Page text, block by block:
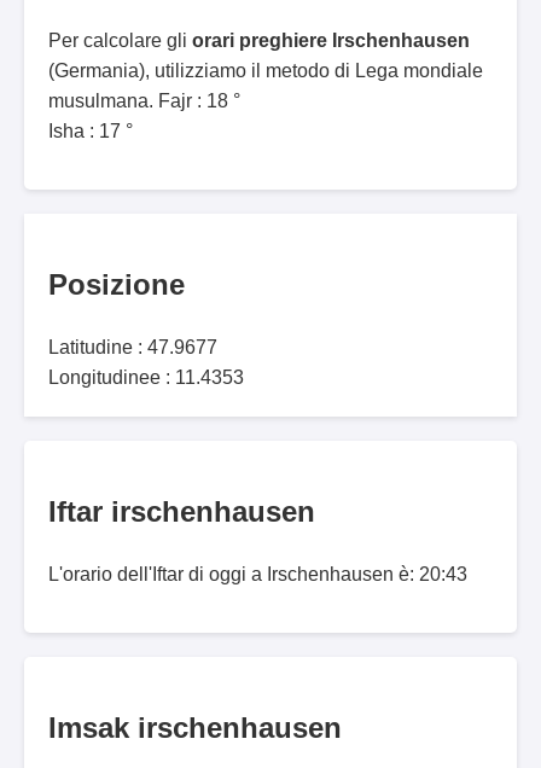
Per calcolare gli orari preghiere Irschenhausen
(Germania), utilizziamo il metodo di Lega mondiale
musulmana. Fajr : 18 °
Isha : 17 °
Posizione
Latitudine : 47.9677
Longitudinee : 11.4353
Iftar irschenhausen
L'orario dell'Iftar di oggi a Irschenhausen è: 20:43
Imsak irschenhausen